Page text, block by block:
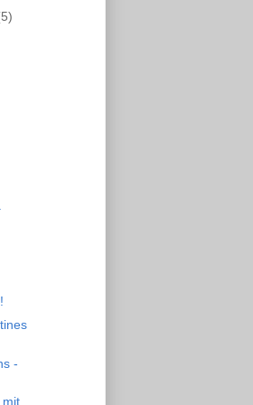
-
mit